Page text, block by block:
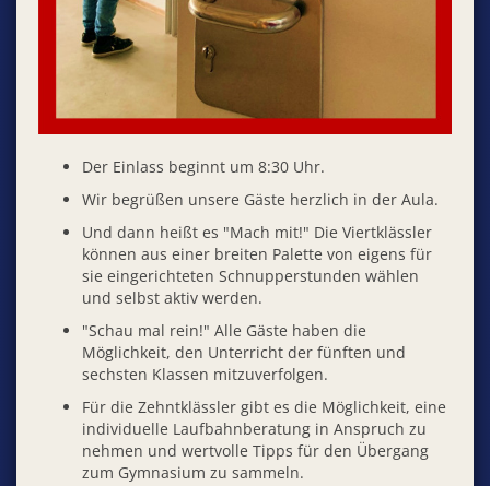
Der Einlass beginnt um 8:30 Uhr.
Wir begrüßen unsere Gäste herzlich in der Aula.
Und dann heißt es "Mach mit!" Die Viertklässler
können aus einer breiten Palette von eigens für
sie eingerichteten Schnupperstunden wählen
und selbst aktiv werden.
"Schau mal rein!" Alle Gäste haben die
Möglichkeit, den Unterricht der fünften und
sechsten Klassen mitzuverfolgen.
Für die Zehntklässler gibt es die Möglichkeit, eine
individuelle Laufbahnberatung in Anspruch zu
nehmen und wertvolle Tipps für den Übergang
zum Gymnasium zu sammeln.